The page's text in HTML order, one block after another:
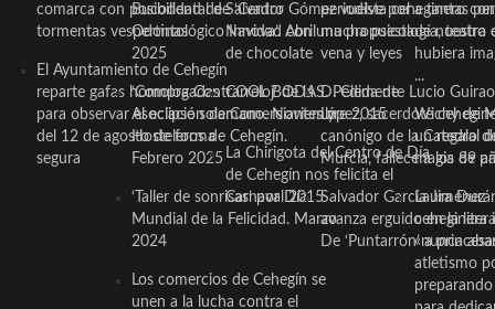
comarca con posibilidad de
tormentas vespertinas
El Ayuntamiento de Cehegín
reparte gafas homologadas
para observar el eclipse solar
del 12 de agosto de forma
segura
Bucodental de ‘Centro
Odontológico Innova’. Abril
2025
‘Compra Contrarreloj’ de la
Asociación de Comerciantes y
Hosteleros de Cehegín.
Febrero 2025
‘Taller de sonrisas’ por Día
Mundial de la Felicidad. Marzo
2024
Los comercios de Cehegín se
unen a la lucha contra el
Salvador Gómez vuelve por
Navidad con una propuesta
de chocolate
COOL BODAS. Pedida de
mano. Noviembre 2015
La Chirigota del Centro de Día
de Cehegín nos felicita el
Carnaval 2015
periodista ceheginero con
mucha psicología, teatro
vena y leyes
D. Clemente Lucio Guirao
López, sacerdote
canónigo de la Catedral
Murcia, fallece a los 89
Salvador García Jiménez
avanza erguido en la
De ‘Puntarrón’ a
a tantas
de nuestra
hubiera
...
Wichy de
un regalo
magia de
Laura
ceheginera
«nunca
atletismo